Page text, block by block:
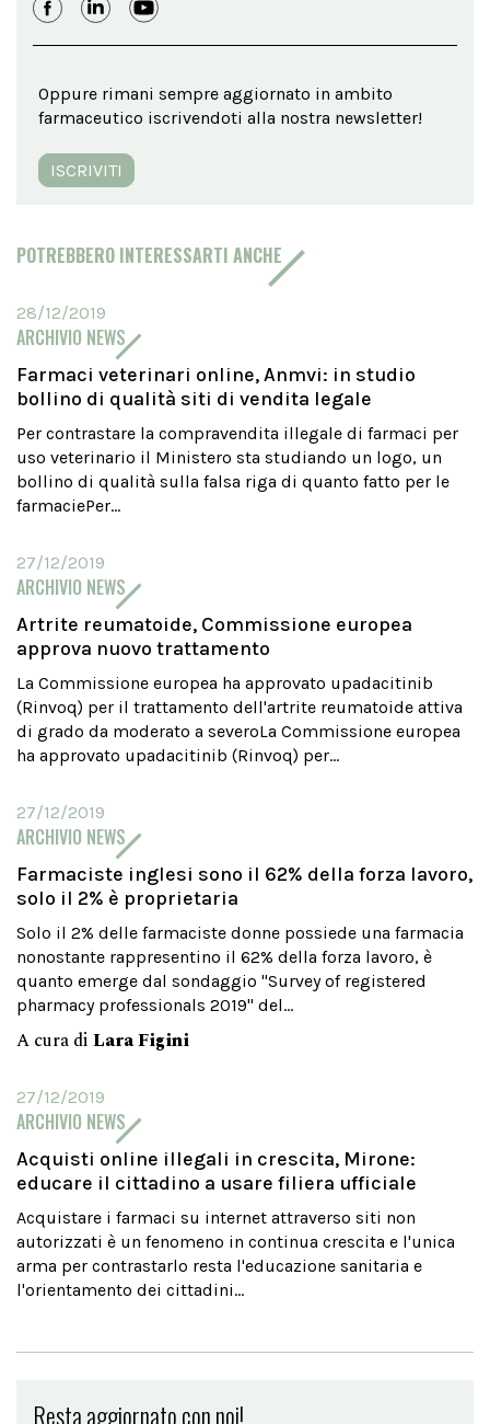
Oppure rimani sempre aggiornato in ambito
farmaceutico iscrivendoti alla nostra newsletter!
ISCRIVITI
POTREBBERO INTERESSARTI ANCHE
28/12/2019
ARCHIVIO NEWS
Farmaci veterinari online, Anmvi: in studio
bollino di qualità siti di vendita legale
Per contrastare la compravendita illegale di farmaci per
uso veterinario il Ministero sta studiando un logo, un
bollino di qualità sulla falsa riga di quanto fatto per le
farmaciePer...
27/12/2019
ARCHIVIO NEWS
Artrite reumatoide, Commissione europea
approva nuovo trattamento
La Commissione europea ha approvato upadacitinib
(Rinvoq) per il trattamento dell'artrite reumatoide attiva
di grado da moderato a severoLa Commissione europea
ha approvato upadacitinib (Rinvoq) per...
27/12/2019
ARCHIVIO NEWS
Farmaciste inglesi sono il 62% della forza lavoro,
solo il 2% è proprietaria
Solo il 2% delle farmaciste donne possiede una farmacia
nonostante rappresentino il 62% della forza lavoro, è
quanto emerge dal sondaggio "Survey of registered
pharmacy professionals 2019" del...
A cura di Lara Figini
27/12/2019
ARCHIVIO NEWS
Acquisti online illegali in crescita, Mirone:
educare il cittadino a usare filiera ufficiale
Acquistare i farmaci su internet attraverso siti non
autorizzati è un fenomeno in continua crescita e l'unica
arma per contrastarlo resta l'educazione sanitaria e
l'orientamento dei cittadini...
Resta aggiornato con noi!